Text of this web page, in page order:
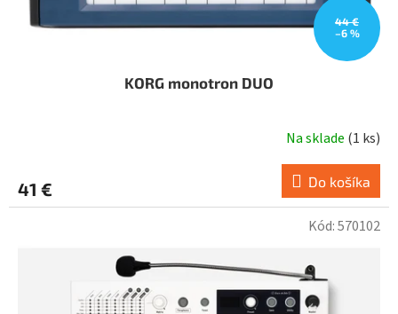
44 €
–6 %
KORG monotron DUO
Na sklade (1 ks)
41 € Do košíka
Kód:570102